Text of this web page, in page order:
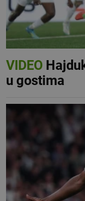
VIDEO
u gostima